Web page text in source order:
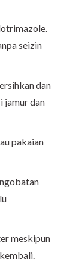
seizin
dan
jamur dan
pakaian
meskipun